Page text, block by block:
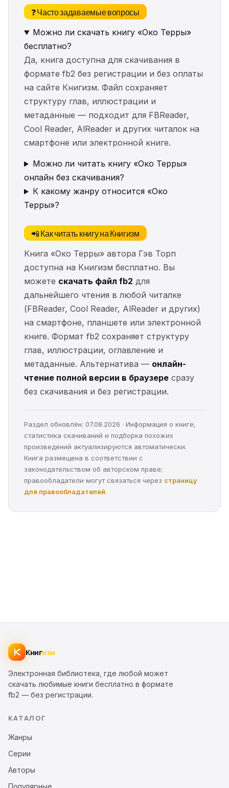
❓ Часто задаваемые вопросы
Можно ли скачать книгу «Око Терры»
бесплатно?
Да, книга доступна для скачивания в
формате fb2 без регистрации и без оплаты
на сайте Книгизм. Файл сохраняет
структуру глав, иллюстрации и
метаданные — подходит для FBReader,
Cool Reader, AlReader и других читалок на
смартфоне или электронной книге.
Можно ли читать книгу «Око Терры»
онлайн без скачивания?
К какому жанру относится «Око
Терры»?
📲 Как читать книгу на Книгизм
Книга «Око Терры» автора Гэв Торп
доступна на Книгизм бесплатно. Вы
можете скачать файл fb2 для
дальнейшего чтения в любой читалке
(FBReader, Cool Reader, AlReader и других)
на смартфоне, планшете или электронной
книге. Формат fb2 сохраняет структуру
глав, иллюстрации, оглавление и
метаданные. Альтернатива — онлайн-
чтение полной версии в браузере сразу
без скачивания и без регистрации.
Раздел обновлён: 07.08.2026 · Информация о книге,
статистика скачиваний и подборка похожих
произведений актуализируются автоматически.
Книга размещена в соответствии с
законодательством об авторском праве;
правообладатели могут связаться через страницу
для правообладателей.
Книгизм
Электронная библиотека, где любой может
скачать любимые книги бесплатно в формате
fb2 — без регистрации.
КАТАЛОГ
Жанры
Серии
Авторы
Популярные